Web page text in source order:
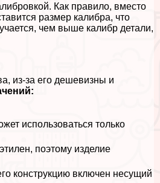
Как правило, вместо
размер калибра, что
чем выше калибр детали,
из-за его дешевизны и
использоваться только
поэтому изделие
конструкцию включен несущий